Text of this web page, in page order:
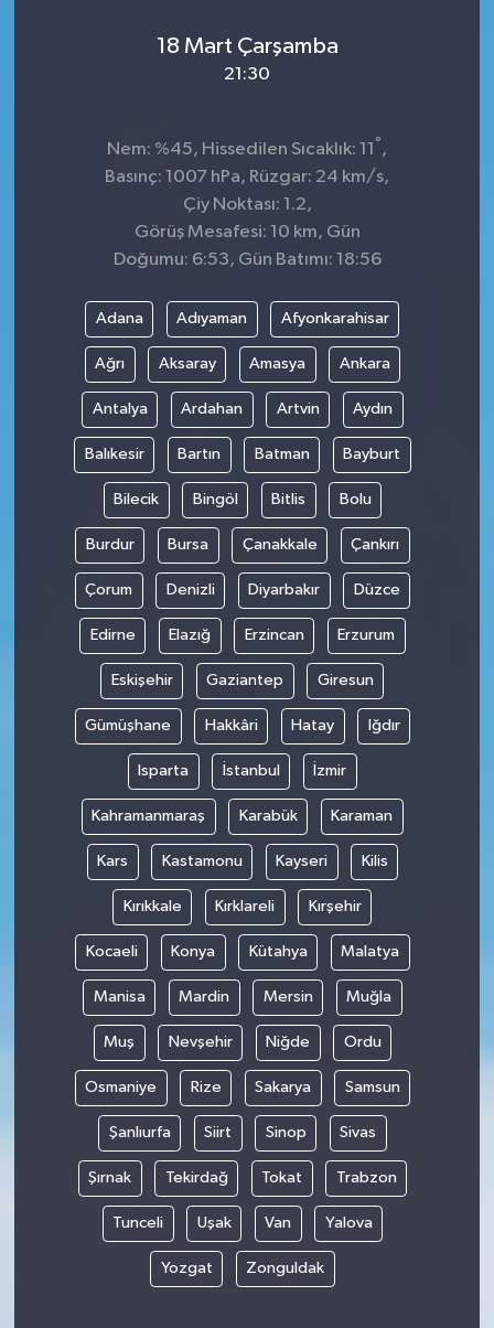
18 Mart Çarşamba
21:30
Nem: %45, Hissedilen Sıcaklık: 11 ° ,
Basınç: 1007 hPa, Rüzgar: 24 km/s,
Çiy Noktası: 1.2,
Görüş Mesafesi: 10 km, Gün
Doğumu: 6:53, Gün Batımı: 18:56
Adana Adıyaman Afyonkarahisar
Ağrı Aksaray Amasya Ankara
Antalya Ardahan Artvin Aydın
Balıkesir Bartın Batman Bayburt
Bilecik Bingöl Bitlis Bolu
Burdur Bursa Çanakkale Çankırı
Çorum Denizli Diyarbakır Düzce
Edirne Elazığ Erzincan Erzurum
Eskişehir Gaziantep Giresun
Gümüşhane Hakkâri Hatay Iğdır
Isparta İstanbul İzmir
Kahramanmaraş Karabük Karaman
Kars Kastamonu Kayseri Kilis
Kırıkkale Kırklareli Kırşehir
Kocaeli Konya Kütahya Malatya
Manisa Mardin Mersin Muğla
Muş Nevşehir Niğde Ordu
Osmaniye Rize Sakarya Samsun
Şanlıurfa Siirt Sinop Sivas
Şırnak Tekirdağ Tokat Trabzon
Tunceli Uşak Van Yalova
Yozgat Zonguldak